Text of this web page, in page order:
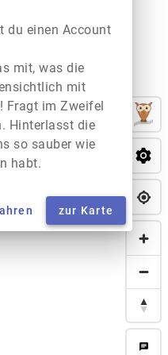
chat
du einen Account
mit, was die
mit
Fragt im Zweifel
Hinterlasst die
so sauber wie
habt.
zur Karte